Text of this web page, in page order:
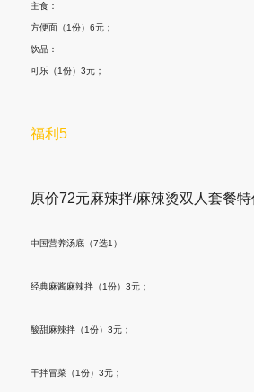
主食：
方便面（1份）6元；
饮品：
可乐（1份）3元；
福利5
原价72元麻辣拌/麻辣烫双人套餐
中国营养汤底（7选1）
经典麻酱麻辣拌（1份）3元；
酸甜麻辣拌（1份）3元；
干拌冒菜（1份）3元；